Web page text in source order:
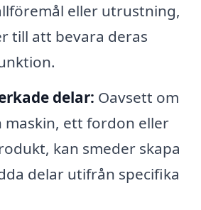
eller utrustning,
till att bevara deras
delar: Oavsett om
maskin, ett fordon eller
kan smeder skapa
delar utifrån specifika